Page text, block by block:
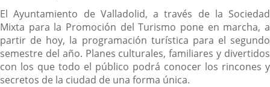
El Ayuntamiento de Valladolid, a través de la Sociedad
Mixta para la Promoción del Turismo pone en marcha, a
partir de hoy, la programación turística para el segundo
semestre del año. Planes culturales, familiares y divertidos
con los que todo el público podrá conocer los rincones y
secretos de la ciudad de una forma única.